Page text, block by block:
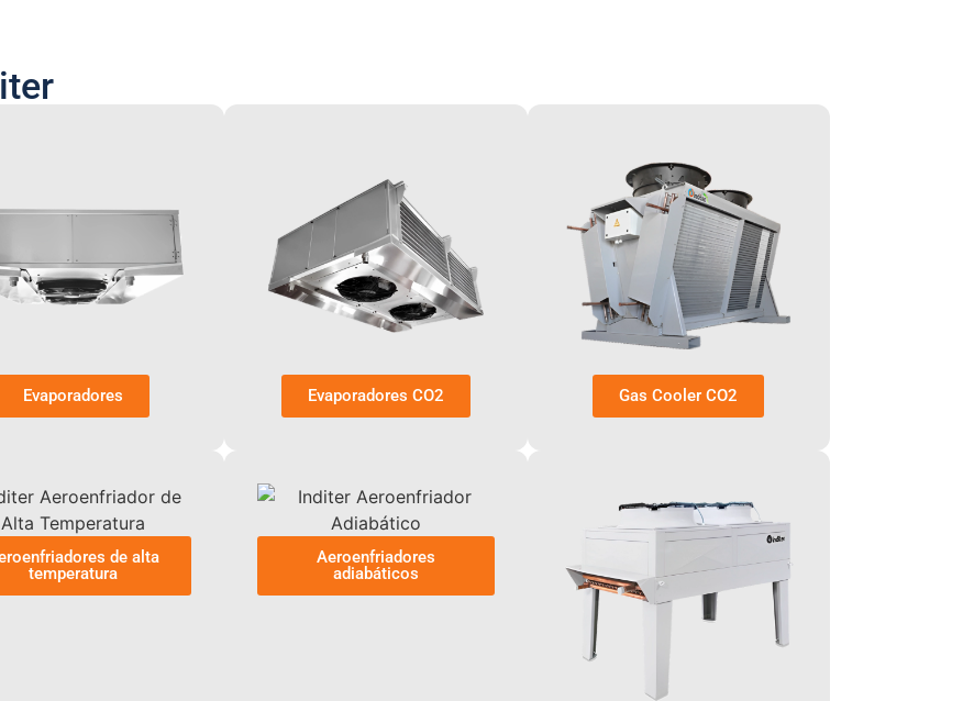
Evaporadores Evaporadores CO2 Gas Cooler CO2
de alta
temperatura
Aeroenfriadores
adiabáticos